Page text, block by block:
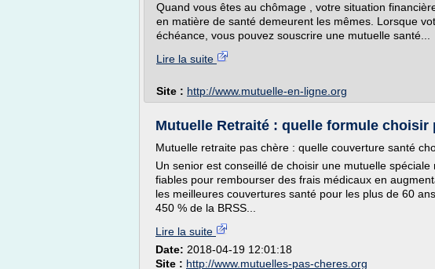
Quand vous êtes au chômage , votre situation
en matière de santé demeurent les mêmes. Lorsque
échéance, vous pouvez souscrire une mutuelle santé...
Lire la suite
Site : http://www.mutuelle-en-ligne.org
Mutuelle Retraité : quelle formule choisir
Mutuelle retraite pas chère : quelle couverture santé
Un senior est conseillé de choisir une mutuelle
fiables pour rembourser des frais médicaux en
les meilleures couvertures santé pour les plus de 60
450 % de la BRSS...
Lire la suite
Date: 2018-04-19 12:01:18
Site : http://www.mutuelles-pas-cheres.org